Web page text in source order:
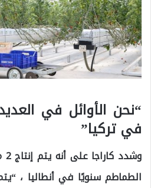
“نحن الأوائل في
في تركيا”